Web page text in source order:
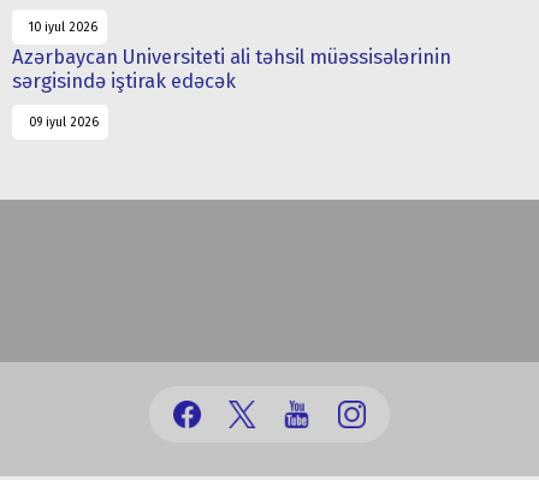
10 iyul 2026
Azərbaycan Universiteti ali təhsil müəssisələrinin
sərgisində iştirak edəcək
09 iyul 2026